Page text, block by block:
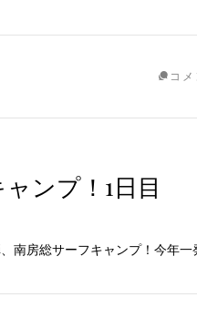
コメ
ンプ！1日目
南房総サーフキャンプ！今年一